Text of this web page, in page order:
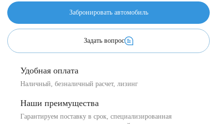
Забронировать автомобиль
Задать вопрос
Удобная оплата
Наличный, безналичный расчет, лизинг
Наши преимущества
Гарантируем поставку в срок, специализированная